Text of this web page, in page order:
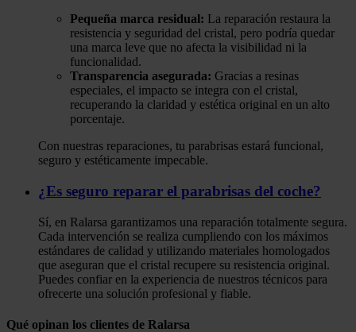
Pequeña marca residual: La reparación restaura la
resistencia y seguridad del cristal, pero podría quedar
una marca leve que no afecta la visibilidad ni la
funcionalidad.
Transparencia asegurada: Gracias a resinas
especiales, el impacto se integra con el cristal,
recuperando la claridad y estética original en un alto
porcentaje.
Con nuestras reparaciones, tu parabrisas estará funcional,
seguro y estéticamente impecable.
¿Es seguro reparar el parabrisas del coche?
Sí, en Ralarsa garantizamos una reparación totalmente segura.
Cada intervención se realiza cumpliendo con los máximos
estándares de calidad y utilizando materiales homologados
que aseguran que el cristal recupere su resistencia original.
Puedes confiar en la experiencia de nuestros técnicos para
ofrecerte una solución profesional y fiable.
Qué opinan los clientes de Ralarsa